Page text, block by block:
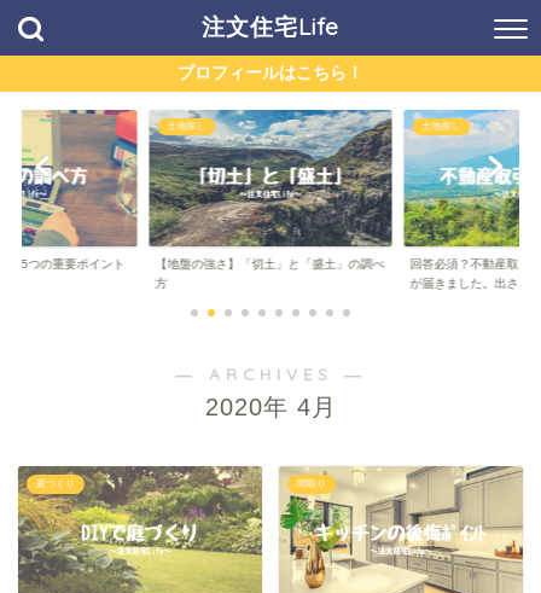
注文住宅Life
プロフィールはこちら！
】5つの重要ポイント
土地探し
【地盤の強さ】「切土」と「盛土」の調べ
方
土地探し
回答必須？不動産取引
が届きました。出さ...
― ARCHIVES ―
2020年 4月
庭づくり 間取り